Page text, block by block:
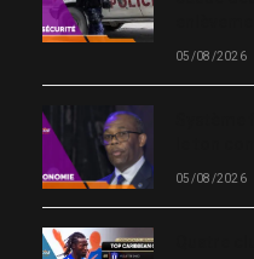
05/08/2026
05/08/2026